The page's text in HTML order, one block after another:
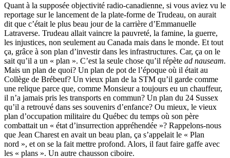
Quant à la supposée objectivité radio-canadienne, si vous aviez vu le
reportage sur le lancement de la plate-forme de Trudeau, on aurait
dit que c’était le plus beau jour de la carrière d’Emmanuelle
Latraverse. Trudeau allait vaincre la pauvreté, la famine, la guerre,
les injustices, non seulement au Canada mais dans le monde. Et tout
ça, grâce à son plan d’investir dans les infrastructures. Car, ça on le
sait qu’il a un « plan ». C’est la seule chose qu’il répète ad nauseam.
Mais un plan de quoi? Un plan de pot de l’époque où il était au
Collège de Brébeuf? Un vieux plan de la STM qu’il garde comme
une relique parce que, comme Monsieur a toujours eu un chauffeur,
il n’a jamais pris les transports en commun? Un plan du 24 Sussex
qu’il a retrouvé dans ses souvenirs d’enfance? Ou mieux, le vieux
plan d’occupation militaire du Québec du temps où son père
combattait un « état d’insurrection appréhendée »? Rappelons-nous
que Jean Charest en avait un beau plan, ça s’appelait le « Plan
nord », et on se la fait mettre profond. Alors, il faut faire gaffe avec
les « plans ». Un autre chausson ciboire.